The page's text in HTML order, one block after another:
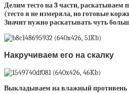
Делим тесто на 3 части, раскатываем
(тесто я не измеряла, но готовые
Значит нужно раскатывать чуть
Накручиваем его на скалку
Выкладываем на влажный противень